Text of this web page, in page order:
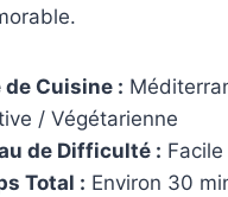
de Cuisine :
/ Végétarienne
de Difficulté : Facile
Total : Environ 30